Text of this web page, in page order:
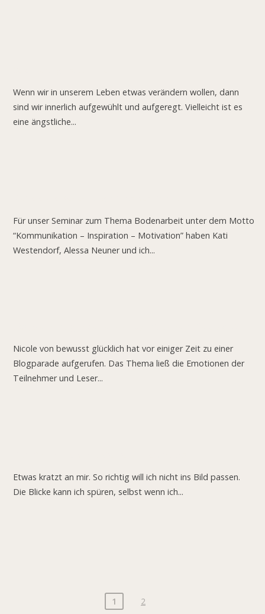
Wenn wir in unserem Leben etwas verändern wollen, dann
sind wir innerlich aufgewühlt und aufgeregt. Vielleicht ist es
eine ängstliche...
Für unser Seminar zum Thema Bodenarbeit unter dem Motto
“Kommunikation – Inspiration – Motivation” haben Kati
Westendorf, Alessa Neuner und ich...
Nicole von bewusst glücklich hat vor einiger Zeit zu einer
Blogparade aufgerufen. Das Thema ließ die Emotionen der
Teilnehmer und Leser...
Etwas kratzt an mir. So richtig will ich nicht ins Bild passen.
Die Blicke kann ich spüren, selbst wenn ich...
1 2